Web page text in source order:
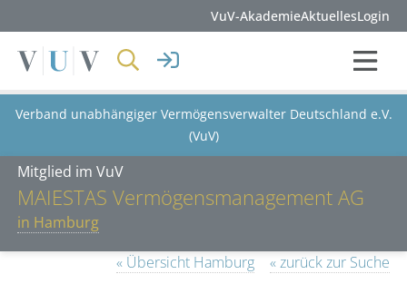
VuV-AkademieAktuellesLogin
Verband unabhängiger Vermögensverwalter Deutschland e.V.
(VuV)
Mitglied im VuV
MAIESTAS Vermögensmanagement AG
in Hamburg
« Übersicht Hamburg
« zurück zur Suche